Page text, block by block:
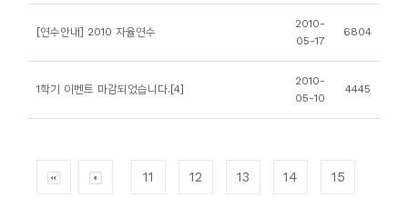
[연수안내] 2010 자율연수
2010-
05-17
6804
1학기 이벤트 마감되었습니다.[4]
2010-
05-10
4445
11 12 13 14 15